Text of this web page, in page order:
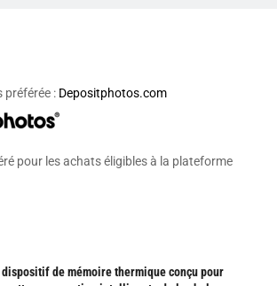
préférée : Depositphotos.com
pour les achats éligibles à la plateforme
dispositif de mémoire thermique conçu pour